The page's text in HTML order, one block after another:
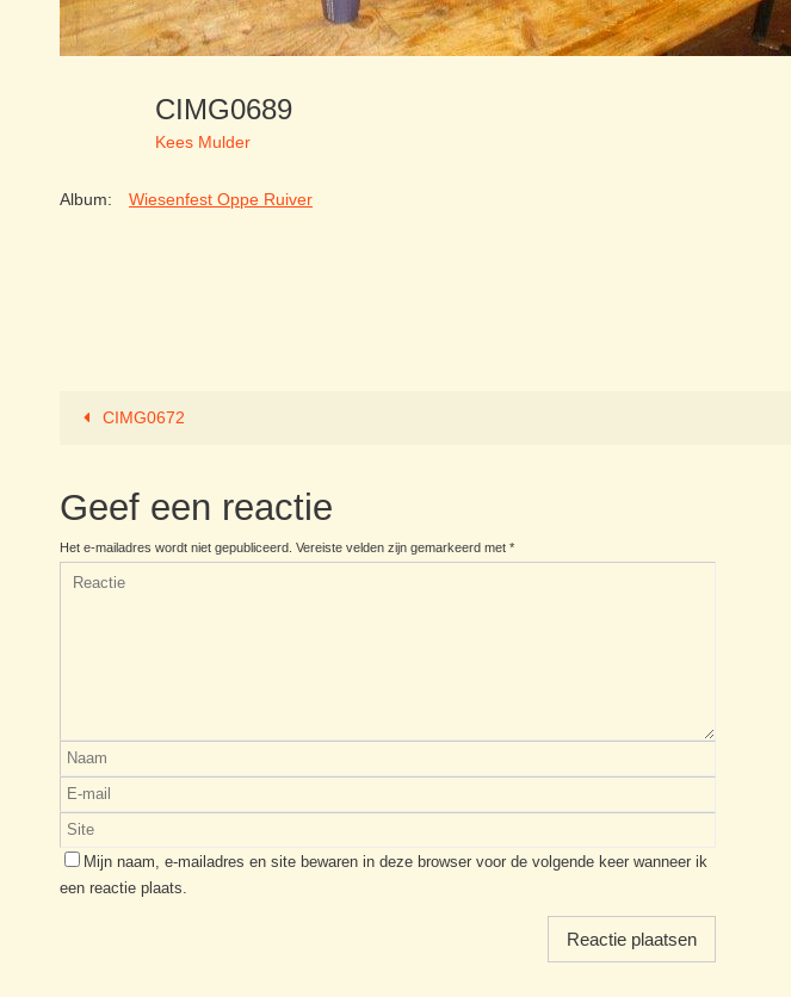
CIMG0689
Kees Mulder
Album: Wiesenfest Oppe Ruiver
CIMG0672
Geef een reactie
Het e-mailadres wordt niet gepubliceerd. Vereiste velden zijn gemarkeerd met *
Mijn naam, e-mailadres en site bewaren in deze browser voor de volgende keer wanneer ik
een reactie plaats.